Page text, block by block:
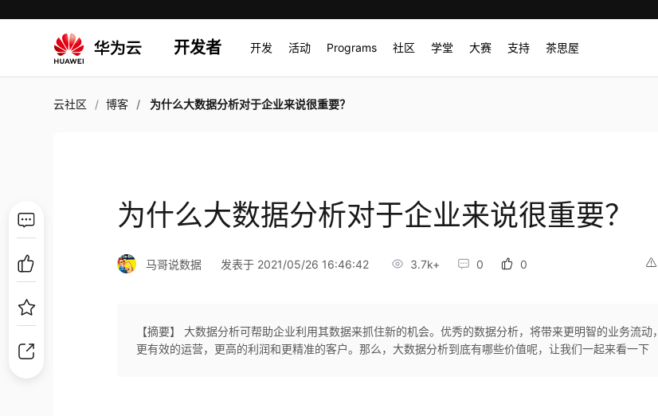
开发者 开发 活动 Programs 社区 学堂 大赛 支持 茶思屋
云社区 博客 为什么大数据分析对于企业来说很重要？
为什么大数据分析对于企业来说很重要？
马哥说数据 发表于 2021/05/26 16:46:42 3.7k+ 0 0
【摘要】 大数据分析可帮助企业利用其数据来抓住新的机会。优秀的数据分析，将带来更明智的业务流动，
更有效的运营，更高的利润和更精准的客户。那么，大数据分析到底有哪些价值呢，让我们一起来看一下